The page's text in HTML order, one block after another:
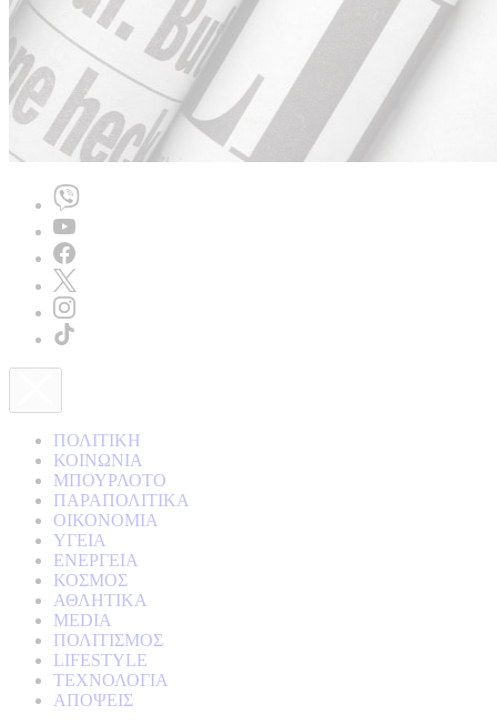
ΠΟΛΙΤΙΚΗ
ΚΟΙΝΩΝΙΑ
ΜΠΟΥΡΛΟΤΟ
ΠΑΡΑΠΟΛΙΤΙΚΑ
ΟΙΚΟΝΟΜΙΑ
ΥΓΕΙΑ
ΕΝΕΡΓΕΙΑ
ΚΟΣΜΟΣ
ΑΘΛΗΤΙΚΑ
MEDIA
ΠΟΛΙΤΙΣΜΟΣ
LIFESTYLE
ΤΕΧΝΟΛΟΓΙΑ
ΑΠΟΨΕΙΣ